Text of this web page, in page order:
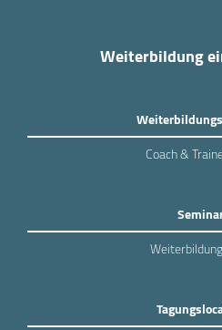
Weiterbildung
Coach &